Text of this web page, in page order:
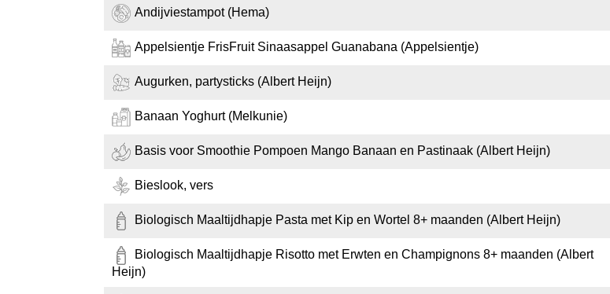
Andijviestampot (Hema)
Appelsientje FrisFruit Sinaasappel Guanabana (Appelsientje)
Augurken, partysticks (Albert Heijn)
Banaan Yoghurt (Melkunie)
Basis voor Smoothie Pompoen Mango Banaan en Pastinaak (Albert Heijn)
Bieslook, vers
Biologisch Maaltijdhapje Pasta met Kip en Wortel 8+ maanden (Albert Heijn)
Biologisch Maaltijdhapje Risotto met Erwten en Champignons 8+ maanden (Albert
Heijn)